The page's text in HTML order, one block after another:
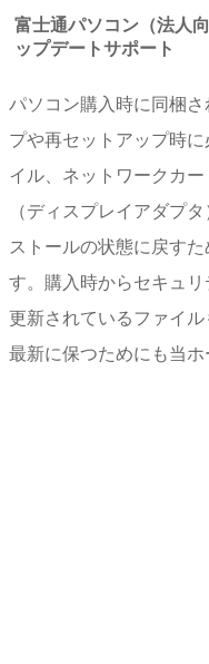
富士通パソコン（法人
ップデートサポート
パソコン購入時に同梱
プや再セットアップ時
イル、ネットワークカ
（ディスプレイアダプ
ストールの状態に戻す
す。購入時からセキュ
更新されているファイ
最新に保つためにも当ホ